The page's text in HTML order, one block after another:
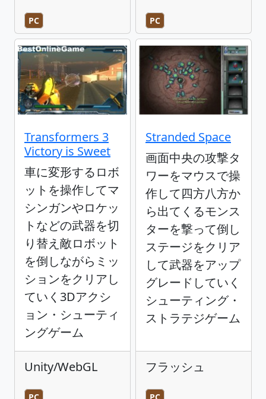
PC PC
Transformers 3
Victory is Sweet
車に変形するロボ
ットを操作してマ
シンガンやロケッ
トなどの武器を切
り替え敵ロボット
を倒しながらミッ
ションをクリアし
ていく3Dアクシ
ョン・シューティ
ングゲーム
Unity/WebGL
Stranded Space
画面中央の攻撃タ
ワーをマウスで操
作して四方八方か
ら出てくるモンス
ターを撃って倒し
ステージをクリア
して武器をアップ
グレードしていく
シューティング・
ストラテジゲーム
フラッシュ